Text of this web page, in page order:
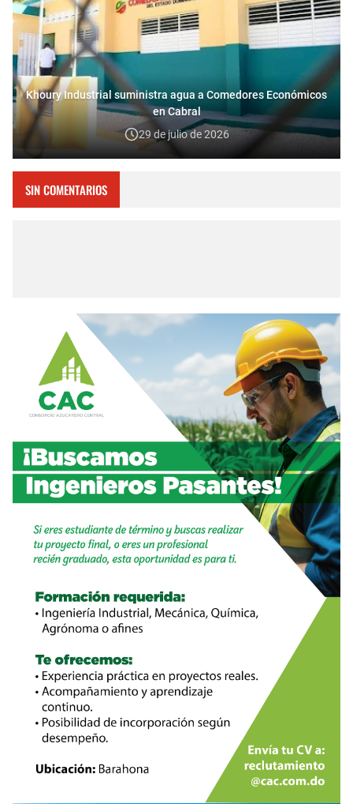
Khoury Industrial suministra agua a Comedores Económicos
en Cabral
29 de julio de 2026
SIN COMENTARIOS